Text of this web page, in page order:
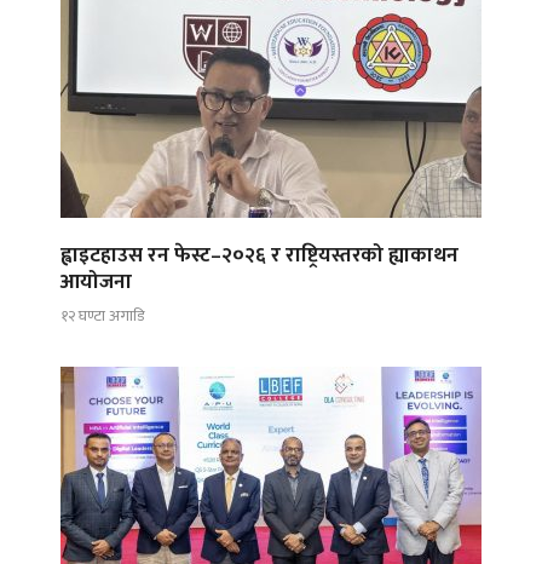
ह्वाइटहाउस रन फेस्ट–२०२६ र राष्ट्रियस्तरको ह्याकाथन
आयोजना
१२ घण्टा अगाडि